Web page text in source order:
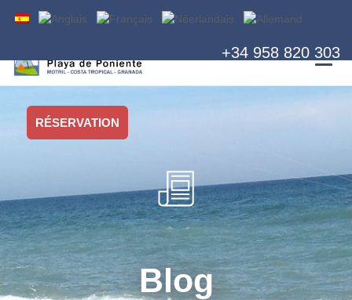
+34 958 820 303
RÉSERVATION
Blog